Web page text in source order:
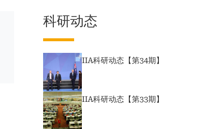
科研动态
IIA科研动态【第34期】
IIA科研动态【第33期】